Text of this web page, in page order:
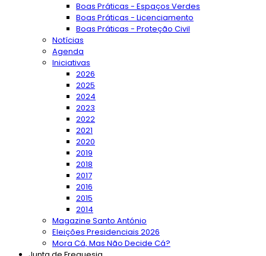
Boas Práticas - Espaços Verdes
Boas Práticas - Licenciamento
Boas Práticas - Proteção Civil
Notícias
Agenda
Iniciativas
2026
2025
2024
2023
2022
2021
2020
2019
2018
2017
2016
2015
2014
Magazine Santo António
Eleições Presidenciais 2026
Mora Cá, Mas Não Decide Cá?